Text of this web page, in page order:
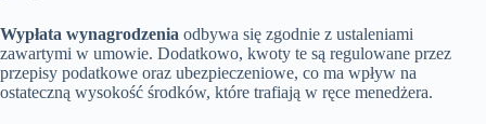
Wypłata wynagrodzenia odbywa się zgodnie z ustaleniami
zawartymi w umowie. Dodatkowo, kwoty te są regulowane przez
przepisy podatkowe oraz ubezpieczeniowe, co ma wpływ na
ostateczną wysokość środków, które trafiają w ręce menedżera.